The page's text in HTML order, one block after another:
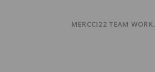
MERCCI22 TEAM WORK.